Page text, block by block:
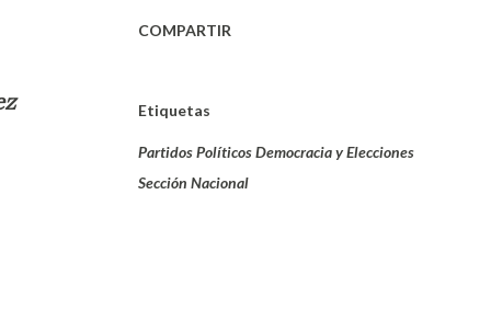
COMPARTIR
Etiquetas
Partidos Políticos Democracia y Elecciones
Sección Nacional